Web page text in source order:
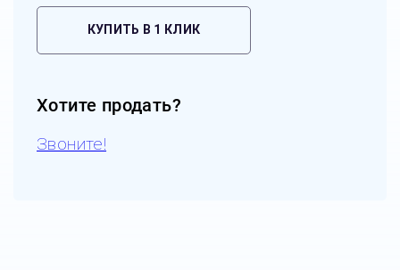
КУПИТЬ В 1 КЛИК
Хотите продать?
Звоните!